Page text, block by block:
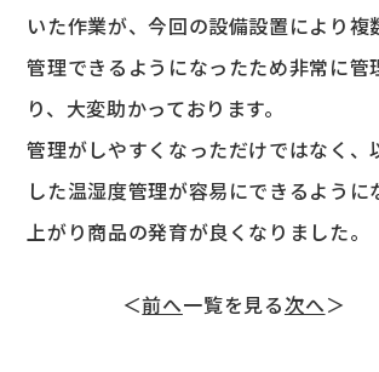
いた作業が、今回の設備設置により複
管理できるようになったため非常に管
り、大変助かっております。
管理がしやすくなっただけではなく、
した温湿度管理が容易にできるように
上がり商品の発育が良くなりました。
＜前へ一覧を見る次へ＞